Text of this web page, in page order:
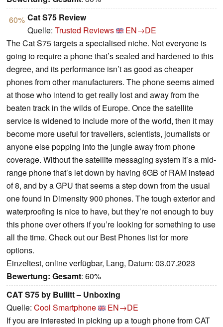
60% Cat S75 Review
Quelle: Trusted Reviews
EN→DE
The Cat S75 targets a specialised niche. Not everyone is
going to require a phone that’s sealed and hardened to this
degree, and its performance isn’t as good as cheaper
phones from other manufacturers. The phone seems aimed
at those who intend to get really lost and away from the
beaten track in the wilds of Europe. Once the satellite
service is widened to include more of the world, then it may
become more useful for travellers, scientists, journalists or
anyone else popping into the jungle away from phone
coverage. Without the satellite messaging system it’s a mid-
range phone that’s let down by having 6GB of RAM instead
of 8, and by a GPU that seems a step down from the usual
one found in Dimensity 900 phones. The tough exterior and
waterproofing is nice to have, but they’re not enough to buy
this phone over others if you’re looking for something to use
all the time. Check out our Best Phones list for more
options.
Einzeltest, online verfügbar, Lang, Datum: 03.07.2023
Bewertung: Gesamt: 60%
CAT S75 by Bullitt – Unboxing
Quelle: Cool Smartphone
EN→DE
If you are interested in picking up a tough phone from CAT